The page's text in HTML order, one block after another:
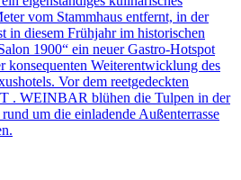
vom Stammhaus entfernt, in der
in diesem Frühjahr im historischen
1900“ ein neuer Gastro-Hotspot
konsequenten Weiterentwicklung des
Vor dem reetgedeckten
WEINBAR blühen die Tulpen in der
um die einladende Außenterrasse